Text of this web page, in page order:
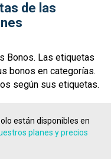
de las
Bonos. Las etiquetas
bonos en categorías.
según sus etiquetas.
están disponibles en
planes y precios